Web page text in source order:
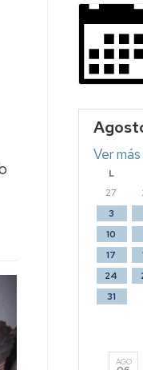
L
27
3
10
17
24
31
Ver
AGO